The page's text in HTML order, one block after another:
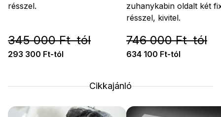
résszel.
345 000 Ft-tól
293 300 Ft-tól
zuhanykabin oldalt két
résszel, kivitel.
746 000 Ft-tól
634 100 Ft-tól
Cikkajánló